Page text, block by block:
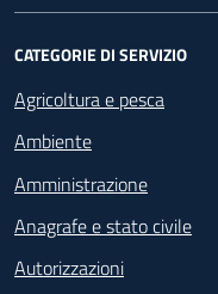
CATEGORIE DI SERVIZIO
Agricoltura e pesca
Ambiente
Amministrazione
Anagrafe e stato civile
Autorizzazioni